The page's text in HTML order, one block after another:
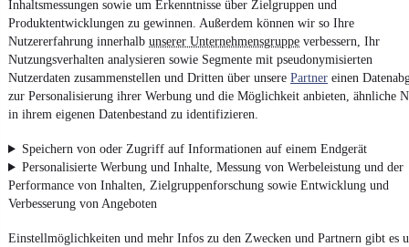
Inhaltsmessungen sowie um Erkenntnisse über Zielgruppen und
Produktentwicklungen zu gewinnen. Außerdem können wir so Ihre
Nutzererfahrung innerhalb unserer Unternehmensgruppe verbessern, Ihr
Nutzungsverhalten analysieren sowie Segmente mit pseudonymisierten
Nutzerdaten zusammenstellen und Dritten über unsere Partner einen
zur Personalisierung ihrer Werbung und die Möglichkeit anbieten, ähnliche
in ihrem eigenen Datenbestand zu identifizieren.
Speichern von oder Zugriff auf Informationen auf einem Endgerät
Personalisierte Werbung und Inhalte, Messung von Werbeleistung und der
Performance von Inhalten, Zielgruppenforschung sowie Entwicklung und
Verbesserung von Angeboten
Einstellmöglichkeiten und mehr Infos zu den Zwecken und Partnern gibt es
¹MwSt. ausweisbar
Nutze mobile.de schnell und einfach
App installieren